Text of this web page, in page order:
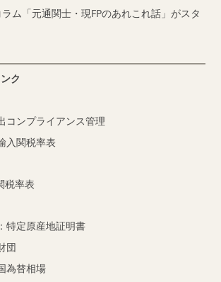
ム「元通関士・現FPのあれこれ話」がスタ
ク
コンプライアンス管理
入関税率表
税率表
特定原産地証明書
団
為替相場